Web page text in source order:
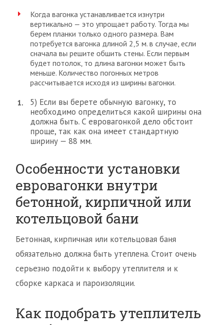
Когда вагонка устанавливается изнутри
вертикально — это упрощает работу. Тогда мы
берем планки только одного размера. Вам
потребуется вагонка длиной 2,5 м. в случае, если
сначала вы решите обшить стены. Если первым
будет потолок, то длина вагонки может быть
меньше. Количество погонных метров
рассчитывается исходя из ширины вагонки.
5) Если вы берете обычную вагонку, то
необходимо определиться какой ширины она
должна быть. С евровагонкой дело обстоит
проще, так как она имеет стандартную
ширину — 88 мм.
Особенности установки
евровагонки внутри
бетонной, кирпичной или
котельцовой бани
Бетонная, кирпичная или котельцовая баня
обязательно должна быть утеплена. Стоит очень
серьезно подойти к выбору утеплителя и к
сборке каркаса и пароизоляции.
Как подобрать утеплитель